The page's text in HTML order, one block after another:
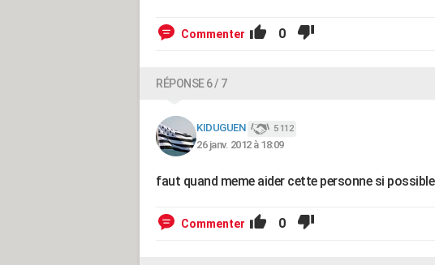
Commenter 0
RÉPONSE 6 / 7
KIDUGUEN 5 112
26 janv. 2012 à 18:09
faut quand meme aider cette personne si possible
Commenter 0